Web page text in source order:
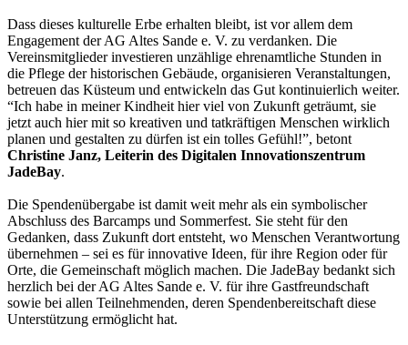
Dass dieses kulturelle Erbe erhalten bleibt, ist vor allem dem
Engagement der AG Altes Sande e. V. zu verdanken. Die
Vereinsmitglieder investieren unzählige ehrenamtliche Stunden in
die Pflege der historischen Gebäude, organisieren Veranstaltungen,
betreuen das Küsteum und entwickeln das Gut kontinuierlich weiter.
“Ich habe in meiner Kindheit hier viel von Zukunft geträumt, sie
jetzt auch hier mit so kreativen und tatkräftigen Menschen wirklich
planen und gestalten zu dürfen ist ein tolles Gefühl!”, betont
Christine Janz, Leiterin des Digitalen Innovationszentrum
JadeBay.
Die Spendenübergabe ist damit weit mehr als ein symbolischer
Abschluss des Barcamps und Sommerfest. Sie steht für den
Gedanken, dass Zukunft dort entsteht, wo Menschen Verantwortung
übernehmen – sei es für innovative Ideen, für ihre Region oder für
Orte, die Gemeinschaft möglich machen. Die JadeBay bedankt sich
herzlich bei der AG Altes Sande e. V. für ihre Gastfreundschaft
sowie bei allen Teilnehmenden, deren Spendenbereitschaft diese
Unterstützung ermöglicht hat.